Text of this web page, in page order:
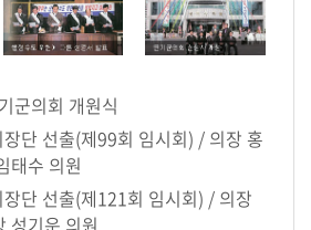
군의회 개원식
단 선출(제99회 임시회) / 의장 홍
태수 의원
단 선출(제121회 임시회) / 의장
성기운 의원